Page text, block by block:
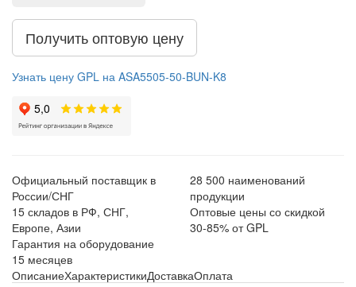
Получить оптовую цену
Узнать цену GPL на ASA5505-50-BUN-K8
Официальный поставщик в
России/СНГ
28 500 наименований
продукции
15 складов в РФ, СНГ,
Европе, Азии
Оптовые цены со скидкой
30-85% от GPL
Гарантия на оборудование
15 месяцев
ОписаниеХарактеристикиДоставкаОплата